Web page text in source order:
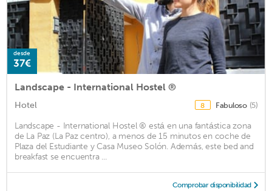
desde
37€
Landscape - International Hostel ®
Hotel 8 Fabuloso (5)
Landscape - International Hostel ® está en una fantástica zona
de La Paz (La Paz centro), a menos de 15 minutos en coche de
Plaza del Estudiante y Casa Museo Solón. Además, este bed and
breakfast se encuentra ...
Comprobar disponibilidad